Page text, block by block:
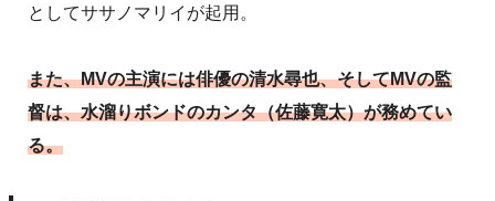
としてササノマリイが起用。
また、MVの主演には俳優の清水尋也、そしてMVの監
督は、水溜りボンドのカンタ（佐藤寛太）が務めてい
る。